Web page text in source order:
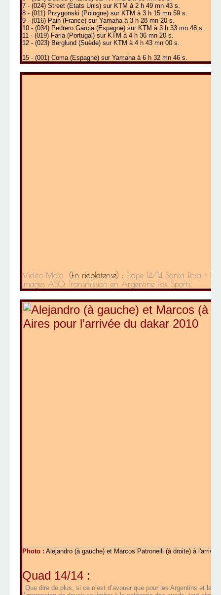
7 - (024) Street (Etats Unis) sur KTM à 2 h 49 mn 43 s.
8 - (011) Przygonski (Pologne) sur KTM à 3 h 15 mn 59 s.
9 - (016) Pain (France) sur Yamaha à 3 h 28 mn 20 s.
10 - (034) Pedrero Garcia (Espagne) sur KTM à 3 h 33 mn 48 s.
11 - (019) Faria (Portugal) sur KTM à 4 h 36 mn 20 s.
12 - (023) Berglund (Suède) sur KTM à 4 h 43 mn 00 s.
15 - (001) Coma (Espagne) sur Yamaha à 6 h 32 mn 46 s.
Vidéo Moto (En rioplatense) : Etape 14/14 Santa Rosa -
Images ASO. Transmission en Argentine Fox Sports.
Photo : Alejandro (à gauche) et Marcos Patronelli (à droite) à
Quad 14/14 :
Que dire de plus, si ce n’est d’avouer que pour les Argentins et la